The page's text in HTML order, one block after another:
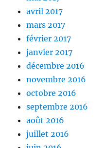
avril 2017
mars 2017
février 2017
janvier 2017
décembre 2016
novembre 2016
octobre 2016
septembre 2016
août 2016
juillet 2016